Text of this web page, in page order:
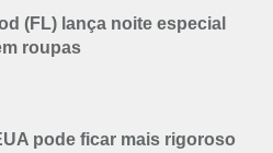
(FL) lança noite especial
roupas
pode ficar mais rigoroso